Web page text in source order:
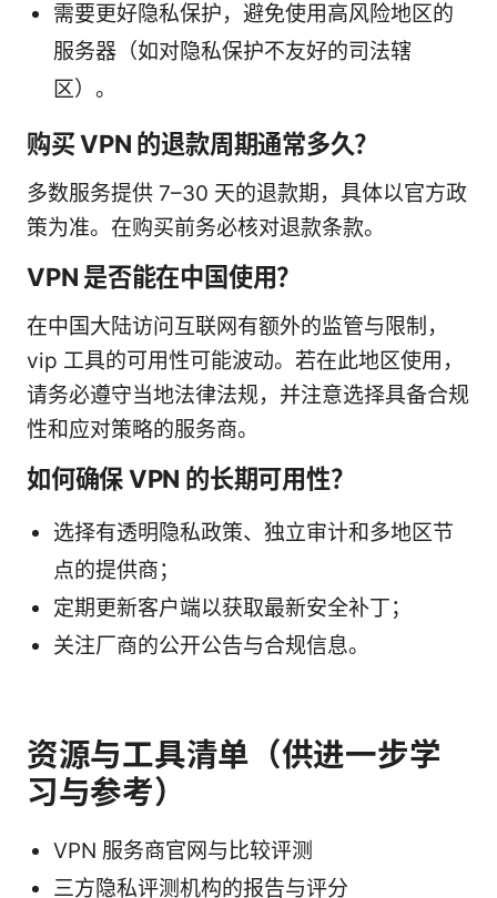
需要更好隐私保护，避免使用高风险地区的
服务器（如对隐私保护不友好的司法辖
区）。
购买 VPN 的退款周期通常多久？
多数服务提供 7–30 天的退款期，具体以官方政
策为准。在购买前务必核对退款条款。
VPN 是否能在中国使用？
在中国大陆访问互联网有额外的监管与限制，
vip 工具的可用性可能波动。若在此地区使用，
请务必遵守当地法律法规，并注意选择具备合规
性和应对策略的服务商。
如何确保 VPN 的长期可用性？
选择有透明隐私政策、独立审计和多地区节
点的提供商；
定期更新客户端以获取最新安全补丁；
关注厂商的公开公告与合规信息。
资源与工具清单（供进一步学
习与参考）
VPN 服务商官网与比较评测
三方隐私评测机构的报告与评分